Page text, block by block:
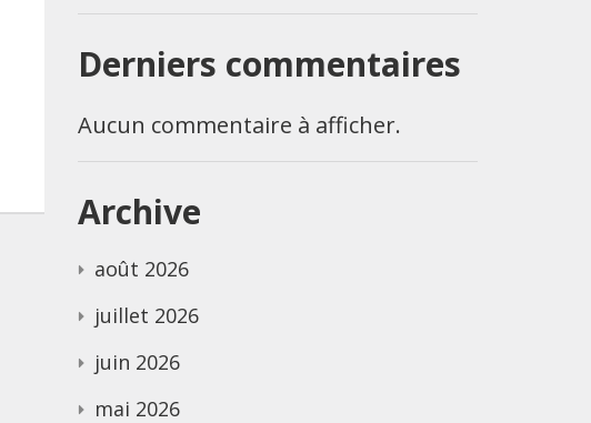
Derniers commentaires
Aucun commentaire à afficher.
Archive
août 2026
juillet 2026
juin 2026
mai 2026